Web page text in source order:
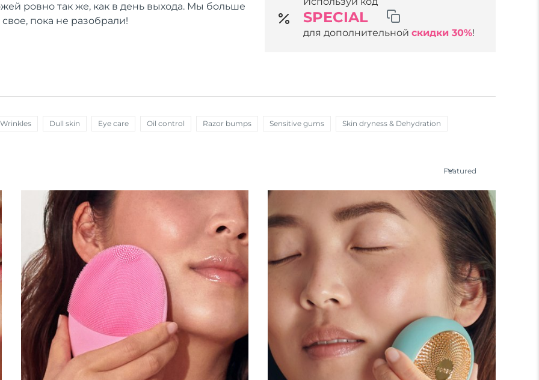
ровно так же, как в день выхода. Мы больше
пока не разобрали!
SPECIAL
для дополнительной скидки 30%!
Dull skin Eye care Oil control Razor bumps Sensitive gums Skin dryness & Dehydration
Featured